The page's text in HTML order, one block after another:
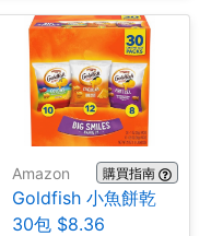
Amazon 購買指南
Goldfish 小魚餅乾
30包 $8.36